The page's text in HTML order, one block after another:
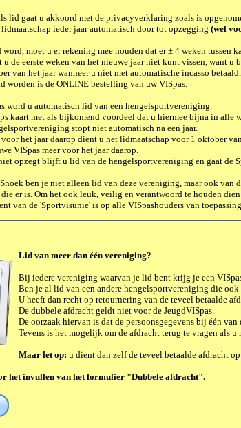
lid gaat u akkoord met de privacyverklaring zoals is
ieder jaar automatisch door tot opzegging (wel
moet u er rekening mee houden dat er ± 4 weken tussen
de eerste weken van het nieuwe jaar niet kunt vissen, want u
van het jaar wanneer u niet met automatische incasso betaald.
worden is de ONLINE bestelling van uw VISpas.
word u automatisch lid van een hengelsportvereniging.
kaart met als bijkomend voordeel dat u hiermee bijna in alle
stopt niet automatisch na een jaar.
voor het jaar daarop dient u het lidmaatschap voor 1 oktober
VISpas meer voor het jaar daarop.
opzegt blijft u lid van de hengelsportvereniging en gaat de
ben je niet alleen lid van deze vereniging, maar ook van
er is. Om het ook leuk, veilig en verantwoord te houden
van de 'Sportvisunie' is op alle VISpashouders van
Lid van meer dan één vereniging?
Bij iedere vereniging waarvan je lid bent krijg je een
Ben je al lid van een andere hengelsportvereniging die
U heeft dan recht op retournering van de teveel betaalde
De dubbele afdracht geldt niet voor de JeugdVISpas.
De oorzaak hiervan is dat de persoonsgegevens bij één
Tevens is het mogelijk om de afdracht terug te vragen als
Maar let op: u dient dan zelf de teveel betaalde afdracht
het invullen van het formulier "Dubbele afdracht".